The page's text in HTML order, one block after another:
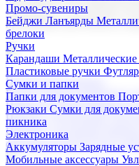
Промо-сувениры
Бейджи Ланъярды
брелоки
Ручки
Карандаши Металлические
Пластиковые ручки
Сумки и папки
Папки для документов
Рюкзаки Сумки для
пикника
Электроника
Аккумуляторы Зарядные
Мобильные аксессуары
сувениров с логотипом. В
продукцию для бизнеса,
Подарочные наборы
Бизнес наборыКофейные
Наборы из кожиНаборы
Наборы с бутылками для
Наборы с кружками
флешкамиНовогодние